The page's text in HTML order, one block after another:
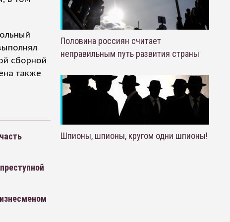
сборной
также
Половина россиян считает
неправильным путь развития страны
Шпионы, шпионы, кругом одни шпионы!